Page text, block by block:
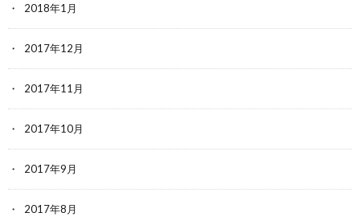
2018年1月
2017年12月
2017年11月
2017年10月
2017年9月
2017年8月